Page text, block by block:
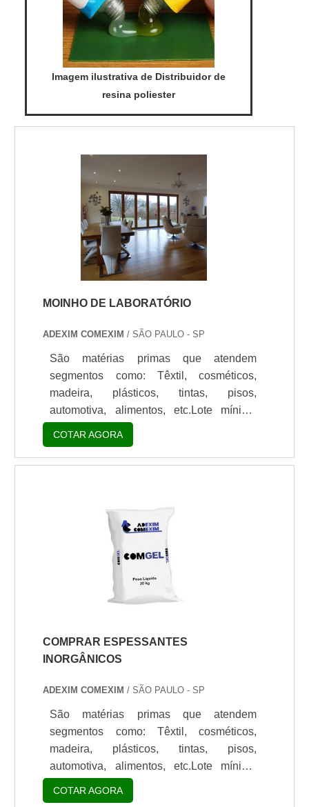
Imagem ilustrativa de Distribuidor de
resina poliester
MOINHO DE LABORATÓRIO
ADEXIM COMEXIM / SÃO PAULO - SP
São matérias primas que atendem
segmentos como: Têxtil, cosméticos,
madeira, plásticos, tintas, pisos,
automotiva, alimentos, etc.Lote mínimo
de: 1 embalagem - 20kgAlém de um
grande número de lotes processados
durante as operações de produção, o
dispersão em laboratório para se obter
fineza ou dispersar uma fórmula de até 1
galão em cada lateral.Qualificações de
um bom materialCom adição de esferas
de zircônio Silibeads, o consumid.
COTAR AGORA
COMPRAR ESPESSANTES
INORGÂNICOS
ADEXIM COMEXIM / SÃO PAULO - SP
São matérias primas que atendem
segmentos como: Têxtil, cosméticos,
madeira, plásticos, tintas, pisos,
automotiva, alimentos, etc.Lote mínimo
de: 1 embalagem - 20kgOs espessantes
inorgânicos são distribuídos no Brasil com
COTAR AGORA